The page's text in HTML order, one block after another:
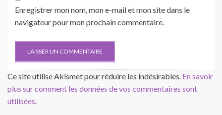
Enregistrer mon nom, mon e-mail et mon site dans le
navigateur pour mon prochain commentaire.
Ce site utilise Akismet pour réduire les indésirables. En savoir
plus sur comment les données de vos commentaires sont
utilisées.